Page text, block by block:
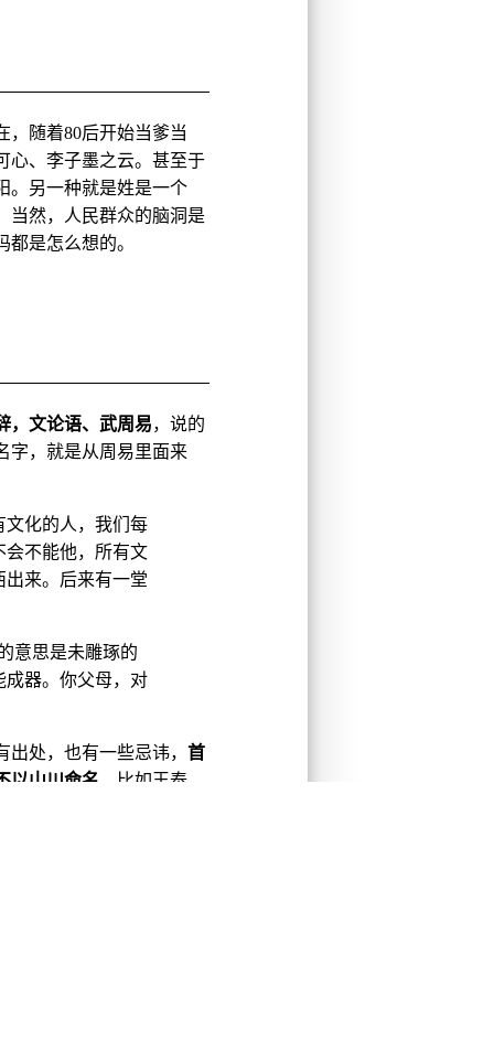
，随着80后开始当爹当
心、李子墨之云。甚至于
。另一种就是姓是一个
当然，人民群众的脑洞是
是怎么想的。
，文论语、武周易，说的
字，就是从周易里面来
文化的人，我们每
会不能他，所有文
来。后来有一堂
意思是未雕琢的
成器。你父母，对
处，也有一些忌讳， 首
以山川命名 ，比如王泰